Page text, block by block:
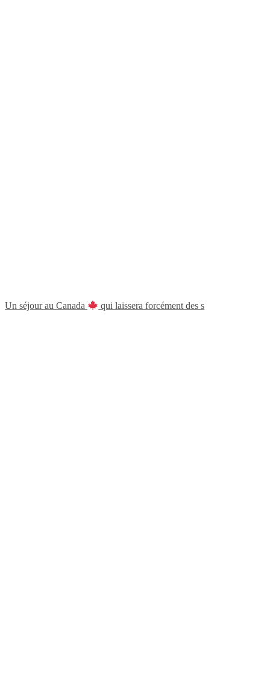
Un séjour au Canada qui laissera forcément des s